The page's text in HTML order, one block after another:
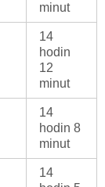
minut
14
hodin
12
minut
14
hodin 8
minut
14